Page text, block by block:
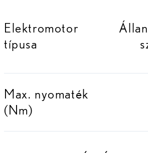
Elektromotor
típusa
Max. nyomaték
(Nm)